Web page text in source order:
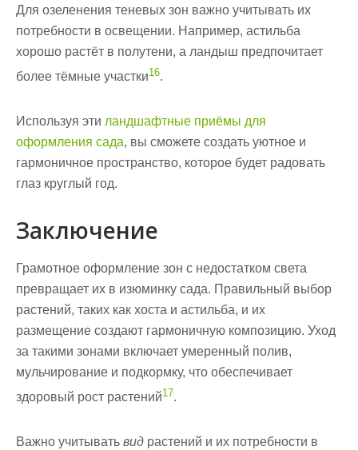
Для озеленения теневых зон важно учитывать их
потребности в освещении. Например, астильба
хорошо растёт в полутени, а ландыш предпочитает
более тёмные участки16.
Используя эти ландшафтные приёмы для
оформления сада, вы сможете создать уютное и
гармоничное пространство, которое будет радовать
глаз круглый год.
Заключение
Грамотное оформление зон с недостатком света
превращает их в изюминку сада. Правильный выбор
растений, таких как хоста и астильба, и их
размещение создают гармоничную композицию. Уход
за такими зонами включает умеренный полив,
мульчирование и подкормку, что обеспечивает
здоровый рост растений17.
Важно учитывать вид растений и их потребности в